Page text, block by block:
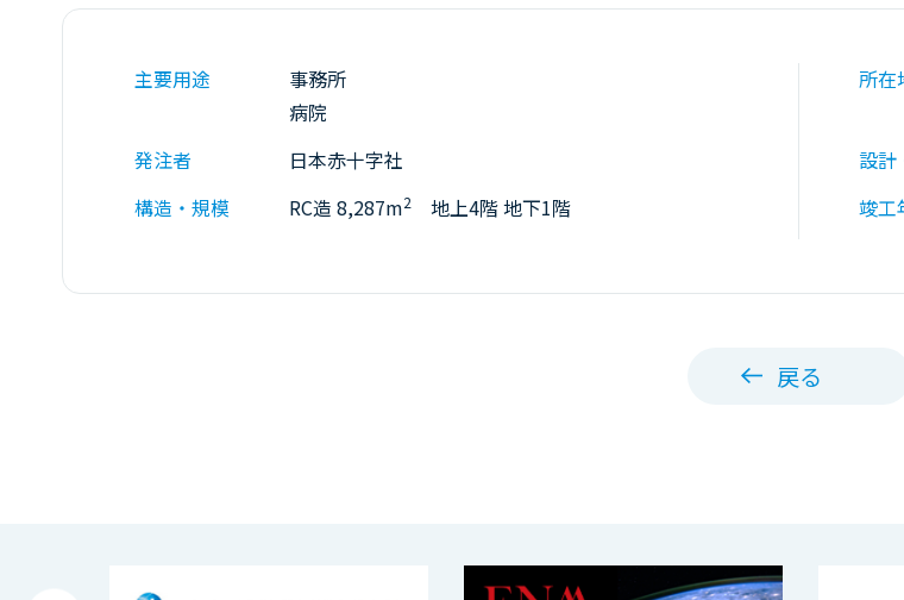
主要用途
事務所
病院
所在
発注者 日本赤十字社 設計
構造・規模
RC造 8,287m2 地上4階 地下1階 竣工
戻る